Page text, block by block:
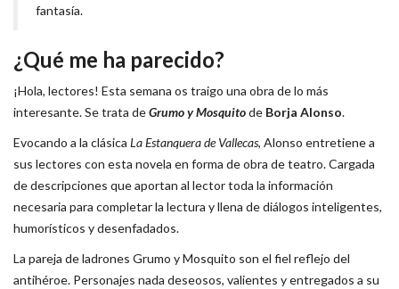
fantasía.
¿Qué me ha parecido?
¡Hola, lectores! Esta semana os traigo una obra de lo más
interesante. Se trata deGrumo y Mosquitode Borja Alonso.
Evocando a la clásica La Estanquera de Vallecas, Alonso entretiene a
sus lectores con esta novela en forma de obra de teatro. Cargada
de descripciones que aportan al lector toda la información
necesaria para completar la lectura y llena de diálogos inteligentes,
humorísticos y desenfadados.
La pareja de ladrones Grumo y Mosquito son el fiel reflejo del
antihéroe. Personajes nada deseosos, valientes y entregados a su